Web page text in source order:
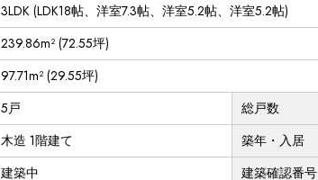
3LDK (LDK18帖、洋室7.3帖、洋室5.2帖、洋室5.2帖)
239.86m² (72.55坪)
97.71m² (29.55坪)
5戸 総戸数
木造 1階建て 築年・入居
建築中 建築確認番号